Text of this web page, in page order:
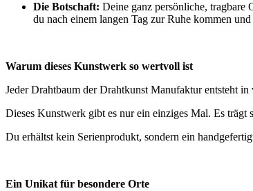
Die Botschaft: Deine ganz persönliche, tragbare
du nach einem langen Tag zur Ruhe kommen
Warum dieses Kunstwerk so wertvoll ist
Jeder Drahtbaum der Drahtkunst Manufaktur entsteht
Dieses Kunstwerk gibt es nur ein einziges Mal. Es
Du erhältst kein Serienprodukt, sondern ein
Ein Unikat für besondere Orte